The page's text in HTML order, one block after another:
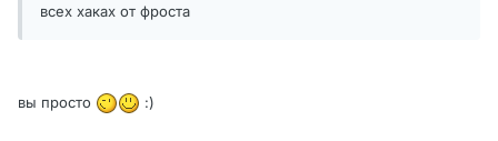
всех хаках от фроста
вы просто :)